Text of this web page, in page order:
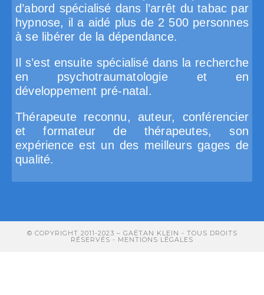
d’abord spécialisé dans l’arrêt du tabac par
hypnose, il a aidé plus de 2 500 personnes
à se libérer de la dépendance.
Il s’est ensuite spécialisé dans la recherche
en psychotraumatologie et en
développement pré-natal.
Thérapeute reconnu, auteur, conférencier
et formateur de thérapeutes, son
expérience est un des meilleurs gages de
qualité.
© COPYRIGHT 2011-2023 – GAËTAN KLEIN - TOUS DROITS
RÉSERVÉS - MENTIONS LÉGALES